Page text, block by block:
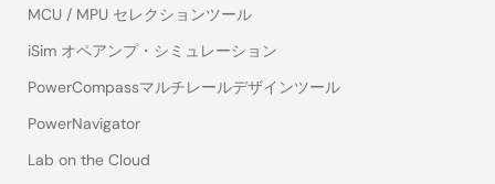
MCU / MPU セレクションツール
iSim オペアンプ・シミュレーション
PowerCompassマルチレールデザインツール
PowerNavigator
Lab on the Cloud